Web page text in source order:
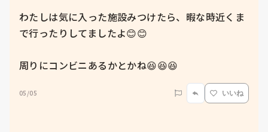
わたしは気に入った施設みつけたら、暇な時近くま
で行ったりしてましたよ😊😊
周りにコンビニあるかとかね😆😆😆
05/05 いいね